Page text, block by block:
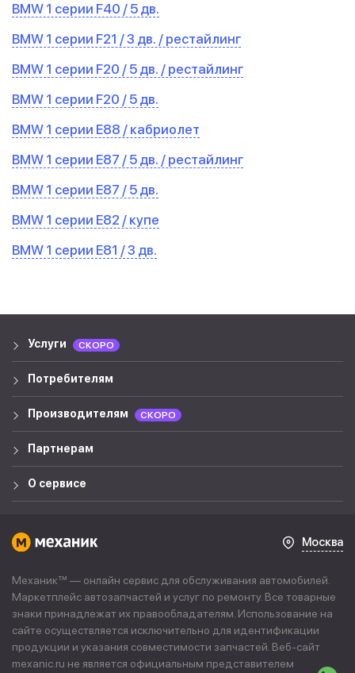
BMW 1 серии F40 / 5 дв.
BMW 1 серии F21 / 3 дв. / рестайлинг
BMW 1 серии F20 / 5 дв. / рестайлинг
BMW 1 серии F20 / 5 дв.
BMW 1 серии E88 / кабриолет
BMW 1 серии E87 / 5 дв. / рестайлинг
BMW 1 серии E87 / 5 дв.
BMW 1 серии E82 / купе
BMW 1 серии E81 / 3 дв.
Услуги СКОРО
Потребителям
Производителям СКОРО
Партнерам
О сервисе
Москва
Механик™ — онлайн сервис для обслуживания автомобилей.
Маркетплейс автозапчастей и услуг по ремонту. Все товарные
знаки принадлежат их правообладателям. Использование на
сайте осуществляется исключительно для идентификации
продукции и указания совместимости запчастей. Веб-сайт
mexanic.ru не является официальным представителем